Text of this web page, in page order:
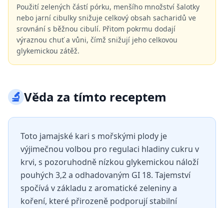
Použití zelených částí pórku, menšího množství šalotky
nebo jarní cibulky snižuje celkový obsah sacharidů ve
srovnání s běžnou cibulí. Přitom pokrmu dodají
výraznou chuť a vůni, čímž snižují jeho celkovou
glykemickou zátěž.
🔬Věda za tímto receptem
Toto jamajské kari s mořskými plody je
výjimečnou volbou pro regulaci hladiny cukru v
krvi, s pozoruhodně nízkou glykemickou náloží
pouhých 3,2 a odhadovaným GI 18. Tajemství
spočívá v základu z aromatické zeleniny a
koření, které přirozeně podporují stabilní